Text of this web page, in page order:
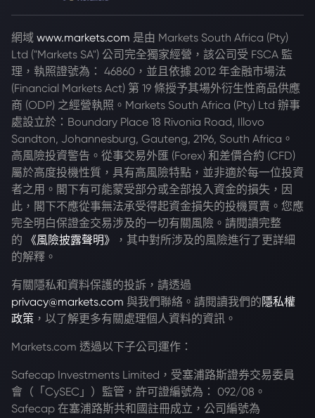
網域 www.markets.com 是由 Markets South Africa (Pty)
Ltd ("Markets SA") 公司完全獨家經營，該公司受 FSCA 監
理，執照證號為： 46860，並且依據 2012 年金融市場法
(Financial Markets Act) 第 19 條授予其場外衍生性商品供應
商 (ODP) 之經營執照。Markets South Africa (Pty) Ltd 辦事
處設立於：Boundary Place 18 Rivonia Road, Illovo
Sandton, Johannesburg, Gauteng, 2196, South Africa。
高風險投資警告。從事交易外匯 (Forex) 和差價合約 (CFD)
屬於高度投機性質，具有高風險特點，並非適於每一位投資
者之用。閣下有可能蒙受部分或全部投入資金的損失，因
此，閣下不應從事無法承受得起資金損失的投機買賣。您應
完全明白保證金交易涉及的一切有關風險。請閱讀完整
的
《風險披露聲明》
，其中對所涉及的風險進行了更詳細
的解釋。
有關隱私和資料保護的投訴，請透過
privacy@markets.com 與我們聯絡。請閱讀我們的 隱私權
政策 ，以了解更多有關處理個人資料的資訊。
Markets.com 透過以下子公司運作：
Safecap Investments Limited，受塞浦路斯證券交易委員
會（「CySEC」）監管，許可證編號為： 092/08。
Safecap 在塞浦路斯共和國註冊成立，公司編號為